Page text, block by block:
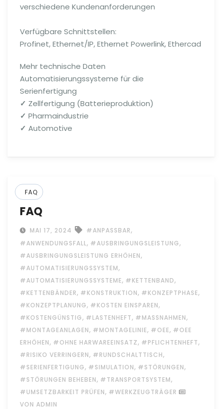
verschiedene Kundenanforderungen
Verfügbare Schnittstellen:
Profinet, Ethernet/IP, Ethernet Powerlink, Ethercad
Mehr technische Daten
Automatisierungssysteme für die
Serienfertigung
✓ Zellfertigung (Batterieproduktion)
✓ Pharmaindustrie
✓ Automotive
FAQ
FAQ
MAI 17, 2024 #ANPASSBAR,
#ANWENDUNGSFALL, #AUSBRINGUNGSLEISTUNG,
#AUSBRINGUNGSLEISTUNG ERHÖHEN,
#AUTOMATISIERUNGSSYSTEM,
#AUTOMATISIERUNGSSYSTEME, #KETTENBAND,
#KETTENBÄNDER, #KONSTRUKTION, #KONZEPTPHASE,
#KONZEPTPLANUNG, #KOSTEN EINSPAREN,
#KOSTENGÜNSTIG, #LASTENHEFT, #MASSNAHMEN ,
#MONTAGEANLAGEN, #MONTAGELINIE, #OEE, #OEE
ERHÖHEN, #OHNE HARWAREEINSATZ, #PFLICHTENHEFT,
#RISIKO VERRINGERN, #RUNDSCHALTTISCH,
#SERIENFERTIGUNG, #SIMULATION, #STÖRUNGEN,
#STÖRUNGEN BEHEBEN, #TRANSPORTSYSTEM,
#UMSETZBARKEIT PRÜFEN, #WERKZEUGTRÄGER
VON ADMIN